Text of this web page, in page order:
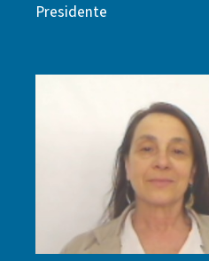
Presidente